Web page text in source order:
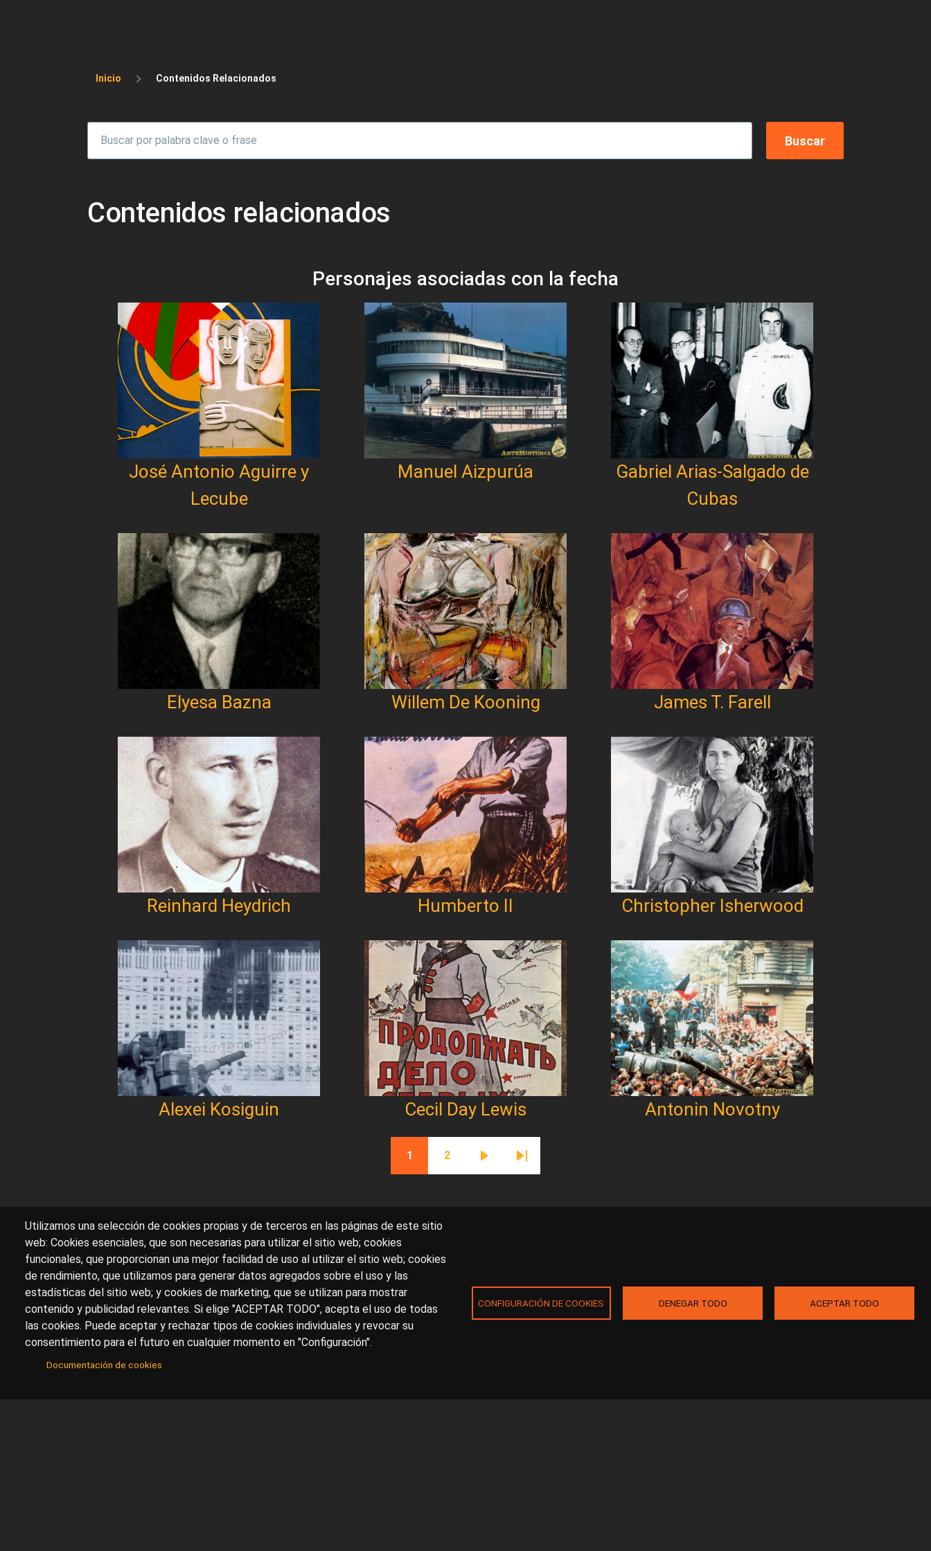
Sobrescribir enlaces de ayuda a la navegación
Inicio Contenidos Relacionados
Contenidos relacionados
Personajes asociadas con la fecha
José Antonio Aguirre y
Lecube
Manuel Aizpurúa
Gabriel Arias-Salgado de
Cubas
Elyesa Bazna Willem De Kooning James T. Farell
Reinhard Heydrich Humberto II Christopher Isherwood
Alexei Kosiguin Cecil Day Lewis Antonin Novotny
Página actual
1
Página
2
Siguiente página
Última página
Utilizamos una selección de cookies propias y de terceros en las páginas de este sitio
web: Cookies esenciales, que son necesarias para utilizar el sitio web; cookies
funcionales, que proporcionan una mejor facilidad de uso al utilizar el sitio web; cookies
de rendimiento, que utilizamos para generar datos agregados sobre el uso y las
estadísticas del sitio web; y cookies de marketing, que se utilizan para mostrar
contenido y publicidad relevantes. Si elige "ACEPTAR TODO", acepta el uso de todas
las cookies. Puede aceptar y rechazar tipos de cookies individuales y revocar su
consentimiento para el futuro en cualquier momento en "Configuración".
Documentación de cookies
CONFIGURACIÓN DE COOKIES DENEGAR TODO ACEPTAR TODO